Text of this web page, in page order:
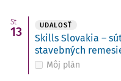
St
13 UDALOSŤ
Skills Slovakia –
stavebných
Môj plán